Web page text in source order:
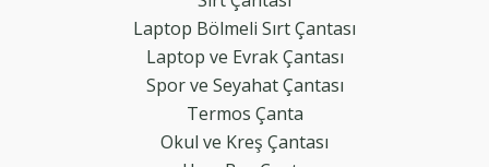
Laptop Bölmeli Sırt Çantası
Laptop ve Evrak Çantası
Spor ve Seyahat Çantası
Termos Çanta
Okul ve Kreş Çantası